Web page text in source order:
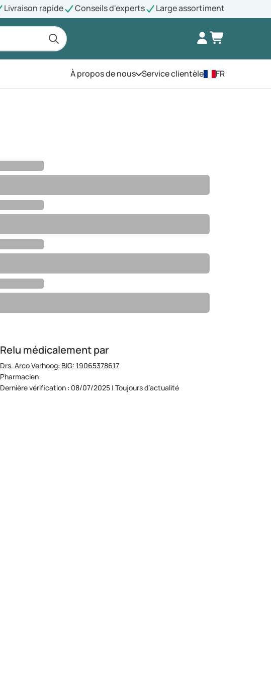
Livraison rapide Conseils d'experts Large assortiment
À propos de nousOuvrez le menu
Service clientèle FR
Relu médicalement par
Drs. Arco Verhoog: BIG: 19065378617
Pharmacien
Dernière vérification : 08/07/2025 | Toujours d’actualité